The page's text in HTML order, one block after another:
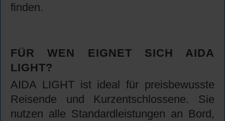
finden.
FÜR WEN EIGNET SICH AIDA
LIGHT?
AIDA LIGHT ist ideal für preisbewusste
Reisende und Kurzentschlossene. Sie
nutzen alle Standardleistungen an Bord,